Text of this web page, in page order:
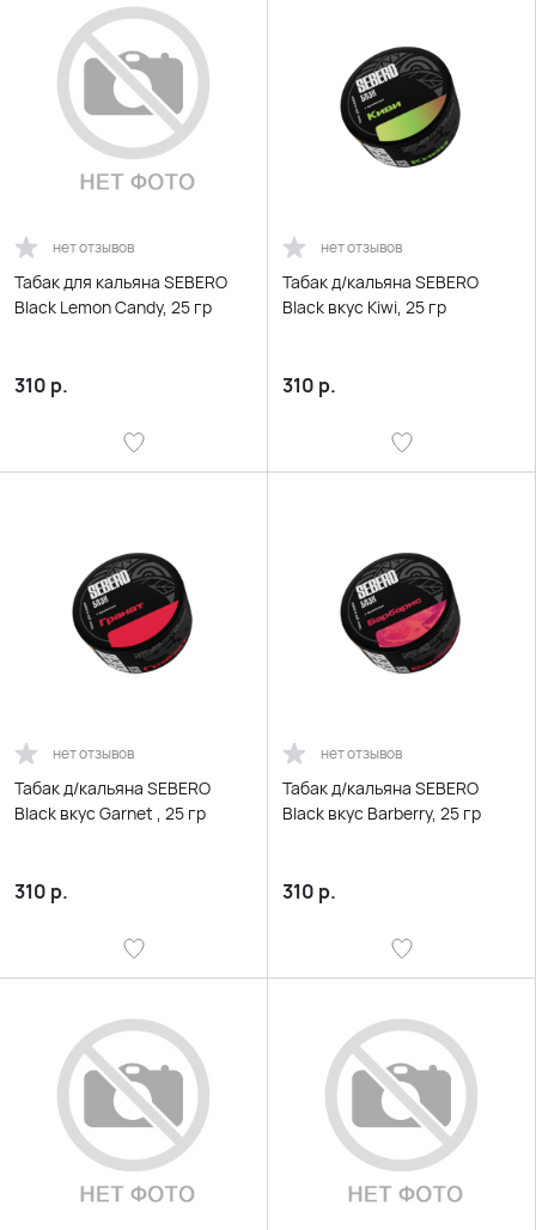
нет отзывов
Табак для кальяна SEBERO
Black Lemon Candy, 25 гр
310 р.
нет отзывов
Табак д/кальяна SEBERO
Black вкус Kiwi, 25 гр
310 р.
нет отзывов
Табак д/кальяна SEBERO
Black вкус Garnet , 25 гр
310 р.
нет отзывов
Табак д/кальяна SEBERO
Black вкус Barberry, 25 гр
310 р.